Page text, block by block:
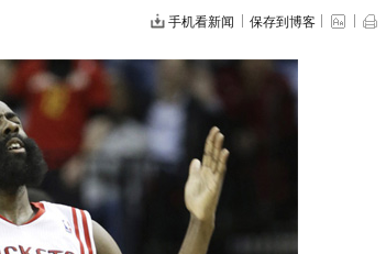
手机看新闻 保存到博客